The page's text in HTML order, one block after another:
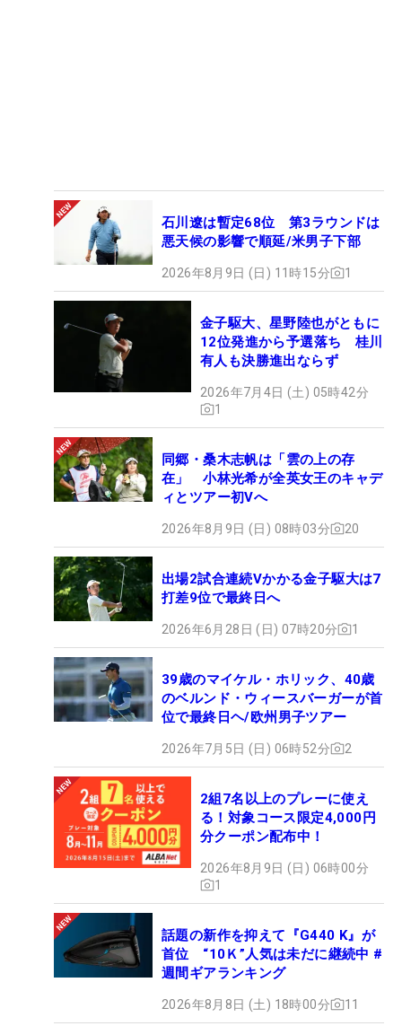
石川遼は暫定68位 第3ラウンドは
悪天候の影響で順延/米男子下部
2026年8月9日 (日) 11時15分 1
金子駆大、星野陸也がともに
12位発進から予選落ち 桂川
有人も決勝進出ならず
2026年7月4日 (土) 05時42分
1
同郷・桑木志帆は「雲の上の存
在」 小林光希が全英女王のキャデ
ィとツアー初Vへ
2026年8月9日 (日) 08時03分 20
出場2試合連続Vかかる金子駆大は7
打差9位で最終日へ
2026年6月28日 (日) 07時20分 1
39歳のマイケル・ホリック、40歳
のベルンド・ウィースバーガーが首
位で最終日ヘ/欧州男子ツアー
2026年7月5日 (日) 06時52分 2
2組7名以上のプレーに使え
る！対象コース限定4,000円
分クーポン配布中！
2026年8月9日 (日) 06時00分
1
話題の新作を抑えて『G440 K』が
首位 “10Ｋ”人気は未だに継続中 #
週間ギアランキング
2026年8月8日 (土) 18時00分 11